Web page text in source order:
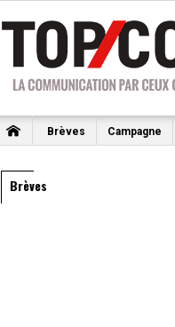
Brèves Campagne
Brèves